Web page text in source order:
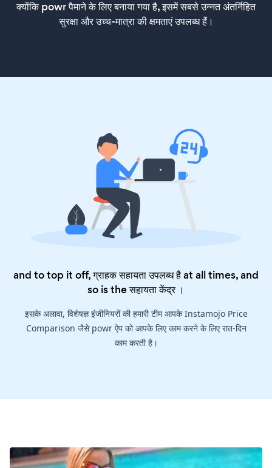
क्योंकि powr पैमाने के लिए बनाया गया है, इसमें सबसे उन्नत अंतर्निहित
सुरक्षा और उच्च-मात्रा की क्षमताएं उपलब्ध हैं।
and to top it off, ग्राहक सहायता उपलब्ध है at all times, and
so is theसहायता केंद्र।
इसके अलावा, विशेषज्ञ इंजीनियरों की हमारी टीम आपके Instamojo Price
Comparison जैसे powr ऐप को आपके लिए काम करने के लिए रात-दिन
काम करती है।